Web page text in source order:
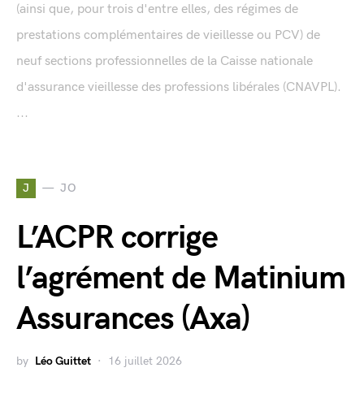
(ainsi que, pour trois d'entre elles, des régimes de
prestations complémentaires de vieillesse ou PCV) de
neuf sections professionnelles de la Caisse nationale
d'assurance vieillesse des professions libérales (CNAVPL).
...
J JO
L’ACPR corrige
l’agrément de Matinium
Assurances (Axa)
by Léo Guittet 16 juillet 2026